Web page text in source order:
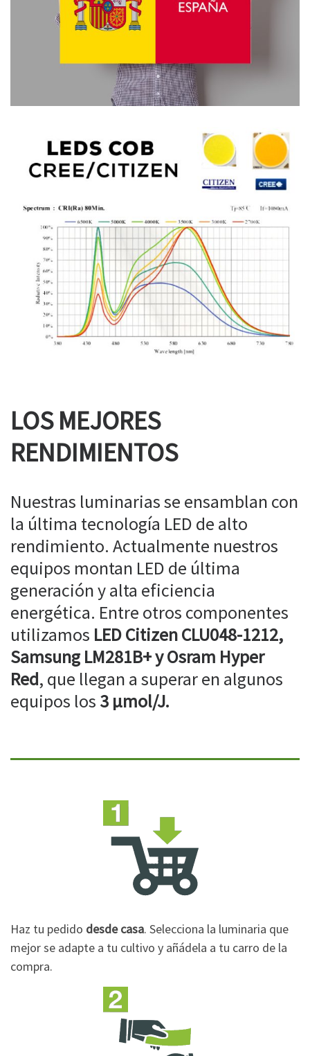
LOS MEJORES
RENDIMIENTOS
Nuestras luminarias se ensamblan con
la última tecnología LED de alto
rendimiento. Actualmente nuestros
equipos montan LED de última
generación y alta eficiencia
energética. Entre otros componentes
utilizamos LED Citizen CLU048-1212,
Samsung LM281B+ y Osram Hyper
Red, que llegan a superar en algunos
equipos los 3 µmol/J.
Haz tu pedido desde casa. Selecciona la luminaria que
mejor se adapte a tu cultivo y añádela a tu carro de la
compra.